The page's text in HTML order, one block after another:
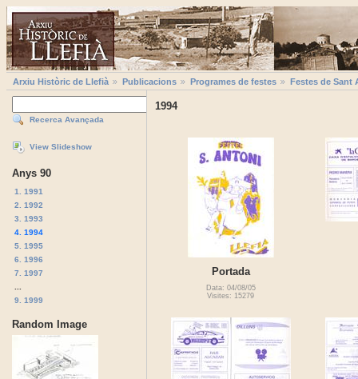
Arxiu Històric de Llefià Publicacions Programes de festes Festes de Sant
Recerca Avançada
View Slideshow
Anys 90
1. 1991
2. 1992
3. 1993
4. 1994
5. 1995
6. 1996
7. 1997
9. 1999
Random Image
1994
Portada
Data: 04/08/05
Visites: 15279